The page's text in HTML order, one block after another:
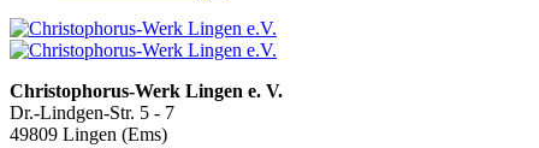
Christophorus-Werk Lingen e. V.
Dr.-Lindgen-Str. 5 - 7
49809 Lingen (Ems)